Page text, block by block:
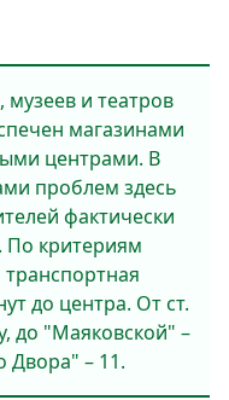
и театров
магазинами
центрами. В
проблем здесь
фактически
По критериям
до центра. От ст.
до "Маяковской" –
Двора" – 11.